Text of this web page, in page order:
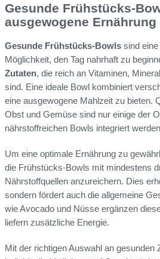
Gesunde Frühstücks-
ausgewogene Ernährung
Gesunde Frühstücks-Bowls sind
Möglichkeit, den Tag nahrhaft zu
Zutaten, die reich an Vitaminen,
sind. Eine ideale Bowl kombiniert
eine ausgewogene Mahlzeit zu bieten.
Obst und Gemüse sind nur einige der
nährstoffreichen Bowls integriert
Um eine optimale Ernährung zu
die Frühstücks-Bowls mit mindestens
Nährstoffquellen anzureichern. Dies
sondern fördert auch die allgemeine
wie Avocado und Nüsse ergänzen
liefern zusätzliche Energie.
Mit der richtigen Auswahl an gesunden